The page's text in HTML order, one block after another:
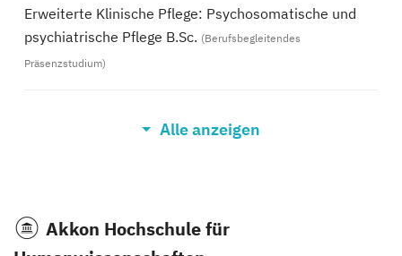
Erweiterte Klinische Pflege: Psychosomatische und
psychiatrische Pflege B.Sc. (Berufsbegleitendes
Präsenzstudium)
Kindertageseinrichtungen B.A.
(Berufsbegleitendes
Management in der Gefahrenabwehr:
Katastrophenmanagement B.Sc.
Alle anzeigen
Akkon Hochschule für